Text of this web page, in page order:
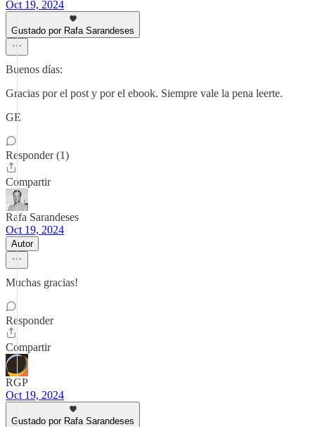
Oct 19, 2024
Gustado por Rafa Sarandeses
Buenos días:
Gracias por el post y por el ebook. Siempre vale la pena leerte.
GE
Responder (1)
Compartir
Rafa Sarandeses
Oct 19, 2024
Autor
Muchas gracias!
Responder
Compartir
RGP
Oct 19, 2024
Gustado por Rafa Sarandeses